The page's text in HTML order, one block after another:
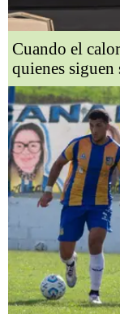
Cuando el
quienes siguen